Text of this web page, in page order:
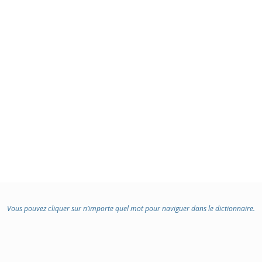
Vous pouvez cliquer sur n’importe quel mot pour naviguer dans le dictionnaire.